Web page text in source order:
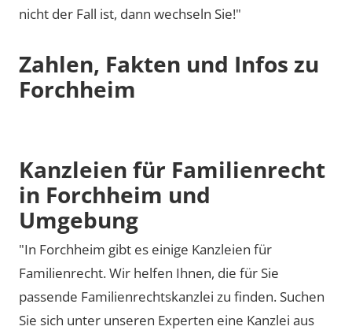
nicht der Fall ist, dann wechseln Sie!"
Zahlen, Fakten und Infos zu
Forchheim
Kanzleien für Familienrecht
in Forchheim und
Umgebung
"In Forchheim gibt es einige Kanzleien für
Familienrecht. Wir helfen Ihnen, die für Sie
passende Familienrechtskanzlei zu finden. Suchen
Sie sich unter unseren Experten eine Kanzlei aus